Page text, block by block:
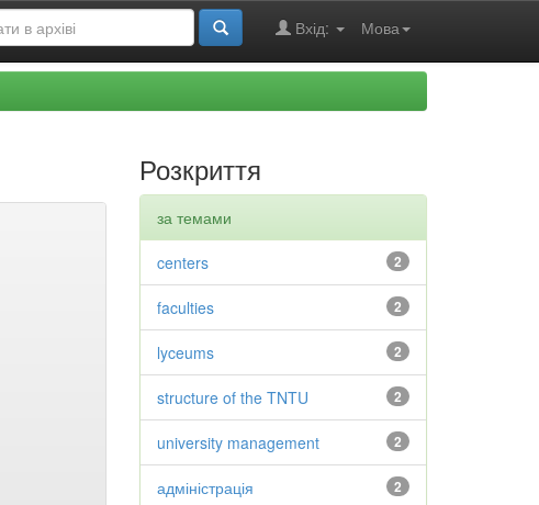
Мова
Вхід:
Розкриття
за темами
2
centers
2
faculties
2
lyceums
2
structure of the TNTU
2
university management
2
адміністрація